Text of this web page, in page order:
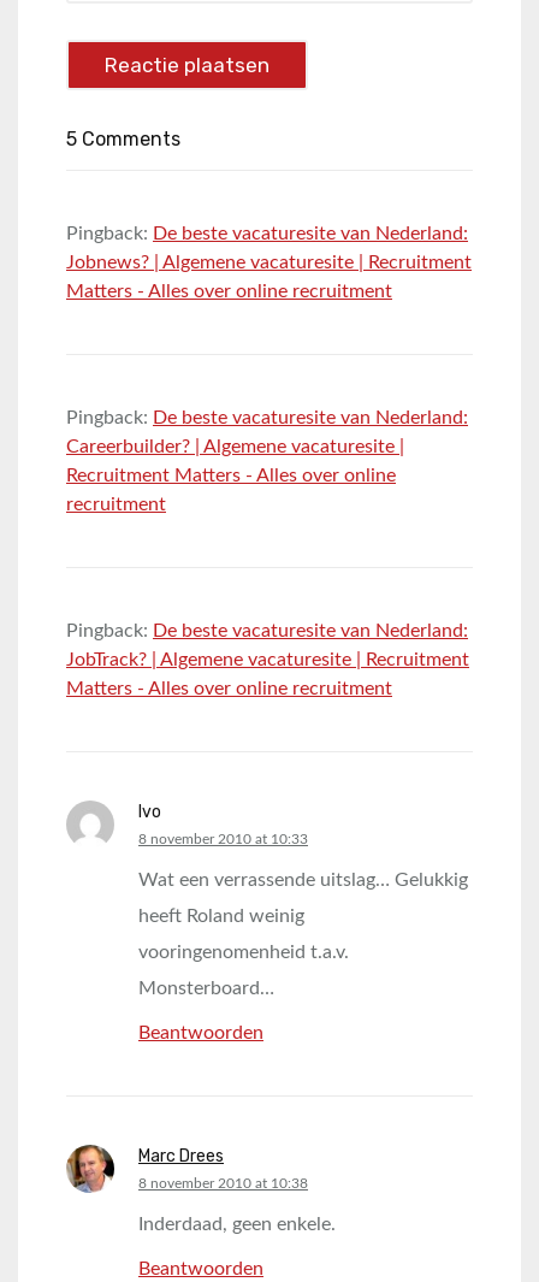
5 Comments
Pingback: De beste vacaturesite van Nederland:
Jobnews? | Algemene vacaturesite | Recruitment
Matters - Alles over online recruitment
Pingback: De beste vacaturesite van Nederland:
Careerbuilder? | Algemene vacaturesite |
Recruitment Matters - Alles over online
recruitment
Pingback: De beste vacaturesite van Nederland:
JobTrack? | Algemene vacaturesite | Recruitment
Matters - Alles over online recruitment
Ivo
says:
8 november 2010 at 10:33
Wat een verrassende uitslag… Gelukkig
heeft Roland weinig
vooringenomenheid t.a.v.
Monsterboard…
Beantwoorden
Marc Drees
says:
8 november 2010 at 10:38
Inderdaad, geen enkele.
Beantwoorden